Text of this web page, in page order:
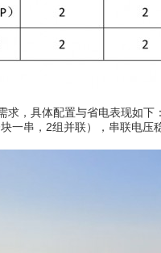
，具体配置与省电表现如下：
一串，2组并联），串联电